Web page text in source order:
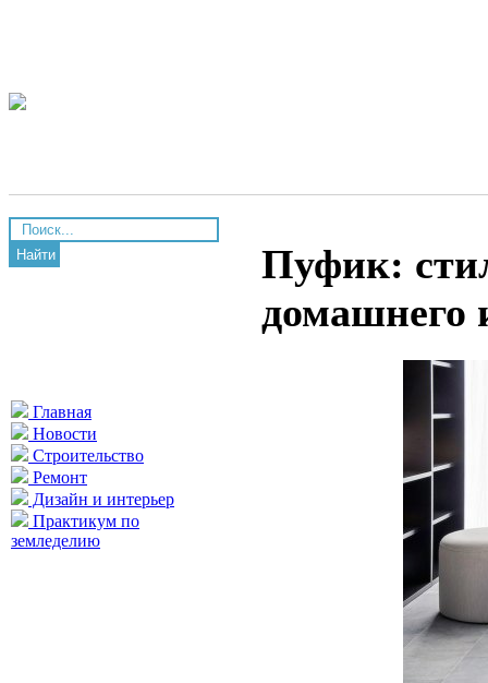
Найти
Главная
Новости
Строительство
Ремонт
Дизайн и интерьер
Практикум по
земледелию
Пуфик:
домашнего